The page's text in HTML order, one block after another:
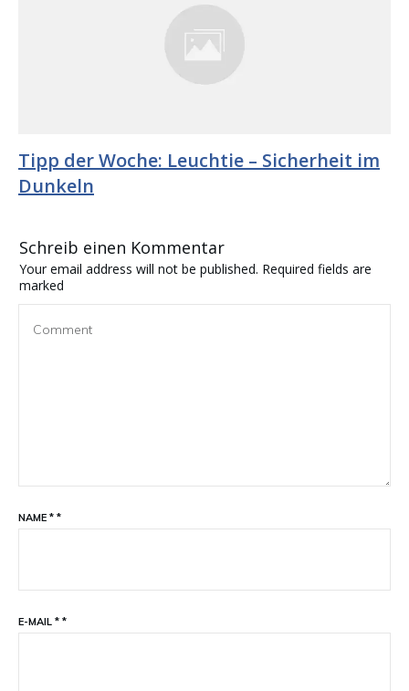
Tipp der Woche: Leuchtie – Sicherheit im
Dunkeln
Schreib einen Kommentar
Your email address will not be published. Required fields are
marked
NAME * *
E-MAIL * *